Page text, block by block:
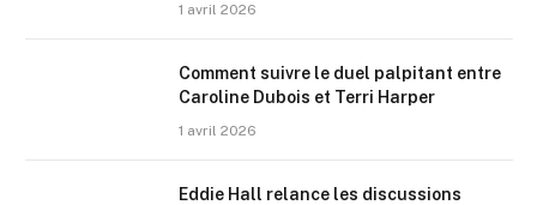
1 avril 2026
Comment suivre le duel palpitant entre
Caroline Dubois et Terri Harper
1 avril 2026
Eddie Hall relance les discussions